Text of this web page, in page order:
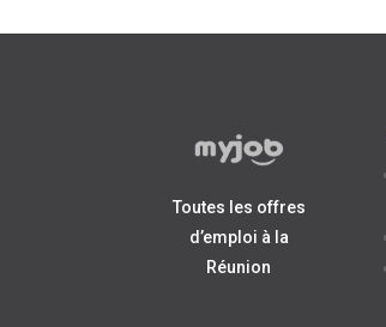
Toutes les offres
d’emploi à la
Réunion